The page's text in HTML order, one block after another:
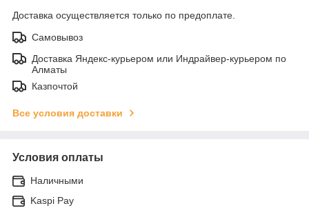
Доставка осуществляется только по предоплате.
Самовывоз
Доставка Яндекс-курьером или Индрайвер-курьером по
Алматы
Казпочтой
Все условия доставки
Условия оплаты
Наличными
Kaspi Pay